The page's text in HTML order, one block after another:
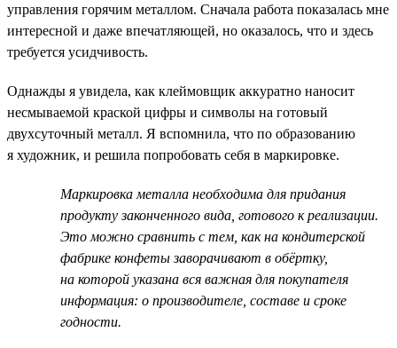
управления горячим металлом. Сначала работа показалась мне
интересной и даже впечатляющей, но оказалось, что и здесь
требуется усидчивость.
Однажды я увидела, как клеймовщик аккуратно наносит
несмываемой краской цифры и символы на готовый
двухсуточный металл. Я вспомнила, что по образованию
я художник, и решила попробовать себя в маркировке.
Маркировка металла необходима для придания
продукту законченного вида, готового к реализации.
Это можно сравнить с тем, как на кондитерской
фабрике конфеты заворачивают в обёртку,
на которой указана вся важная для покупателя
информация: о производителе, составе и сроке
годности.